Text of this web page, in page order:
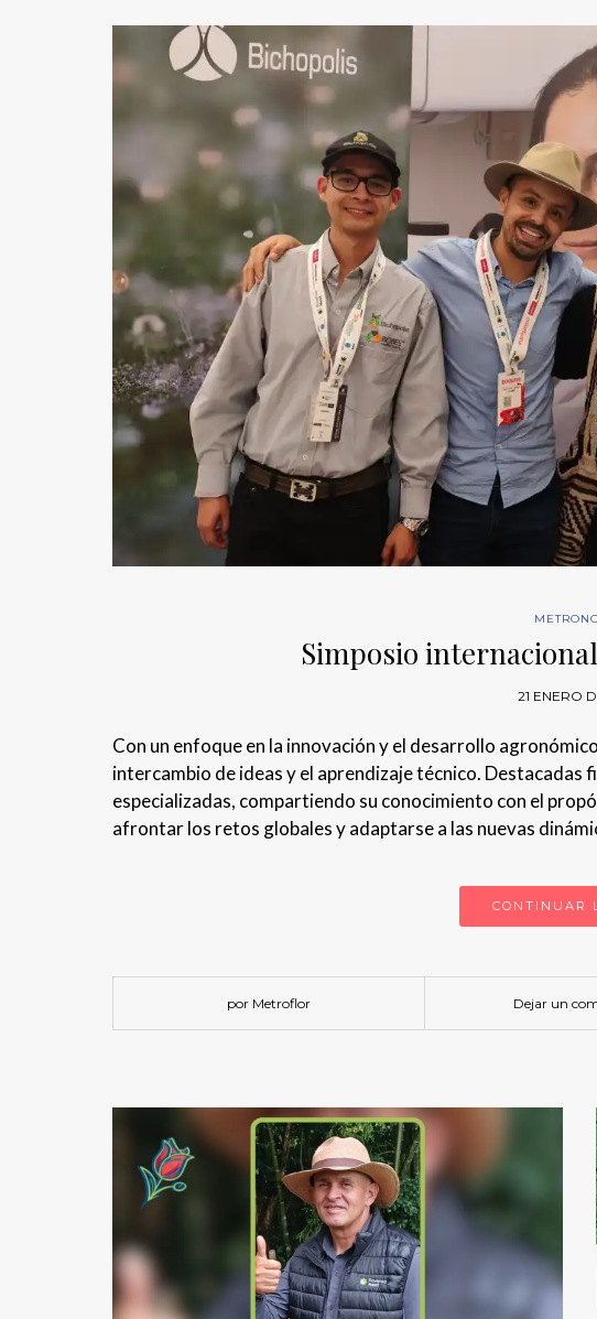
Simposio
21 ENERO
Con un enfoque en la innovación y el desarrollo
intercambio de ideas y el aprendizaje técnico.
especializadas, compartiendo su conocimiento con el
afrontar los retos globales y adaptarse a las nuevas
CONTINUAR
por Metroflor Dejar un